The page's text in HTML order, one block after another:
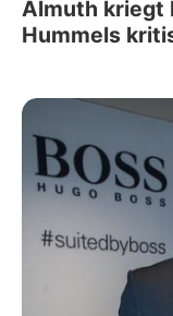
Almuth kriegt
Hummels